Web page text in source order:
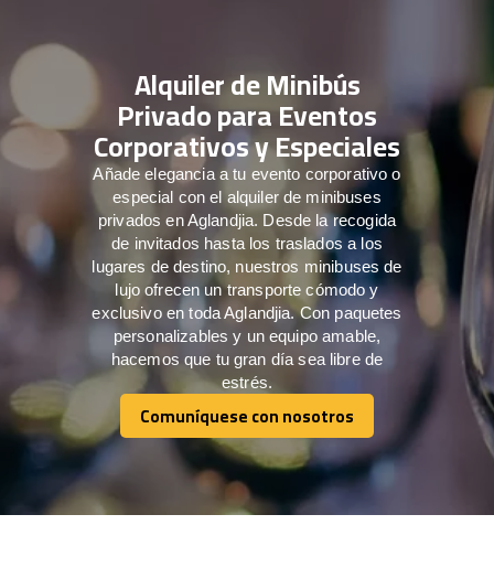
Alquiler de Minibús
Privado para Eventos
Corporativos y Especiales
Añade elegancia a tu evento corporativo o
especial con el alquiler de minibuses
privados en Aglandjia. Desde la recogida
de invitados hasta los traslados a los
lugares de destino, nuestros minibuses de
lujo ofrecen un transporte cómodo y
exclusivo en toda Aglandjia. Con paquetes
personalizables y un equipo amable,
hacemos que tu gran día sea libre de
estrés.
Comuníquese con nosotros
Comuníquese con nosotros